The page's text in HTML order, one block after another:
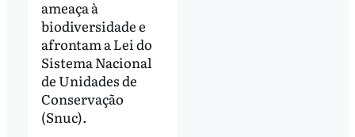
ameaça à
biodiversidade e
afrontam a Lei do
Sistema Nacional
de Unidades de
Conservação
(Snuc).